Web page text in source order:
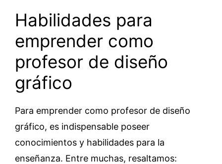
Habilidades para
emprender como
profesor de diseño
gráfico
Para emprender como profesor de diseño
gráfico, es indispensable poseer
conocimientos y habilidades para la
enseñanza. Entre muchas, resaltamos: